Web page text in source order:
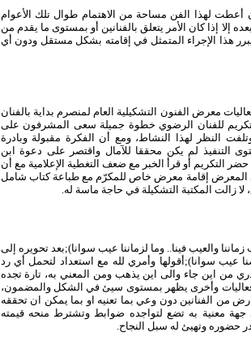
أعطت لهذا الفن مساحة من الاهتمام طوال تلك الأعوام
إلا إذا كان الأمر يتعلق بالفنانين أو بمستوى ما يقدم من
هذا الإجراء المتمثل في إقامته بشكل مستقل ودون أي
معرض الفنون التشكيلية العام لمنصرم بداية بالفنان
تكريم للفنان الرضوي خطوة جميلة سعى المشرفون على
النظر لهذا النشاط، ومع أن الفكرة مقبولة وبادرة
التنفيذ لم يكن محققا للآمال واقتصر على دعوة ابن
التكريم أو قرأ الخبر مع ضعف التغطية الإعلامية مع أن
المعرض إقامة معرض خاص للمكرّم مع طباعة كتاب شامل
لا زالت المكتبة التشكيلة في حاجة ماسة له.
والعيب فينا.. وما لزماننا عيب سوانا);بعد تحويره إلى
عيب سوانا);أقولها وأمري لله مع استعداد لتحمل أي رد
من اين جاء والى اين يذهب ومن المعني به، تارة تجده
وأخرى يظهر بمستوى سيئ في الشكل والمضمون،
من الفنانين دون وعي بما تعنيه او بما يمكن ان تحققه
جهة معنية به تضع لتواجده ضوابط وتشترط منحه قيمته
حضوره وتهيئ له سبل النجاح.